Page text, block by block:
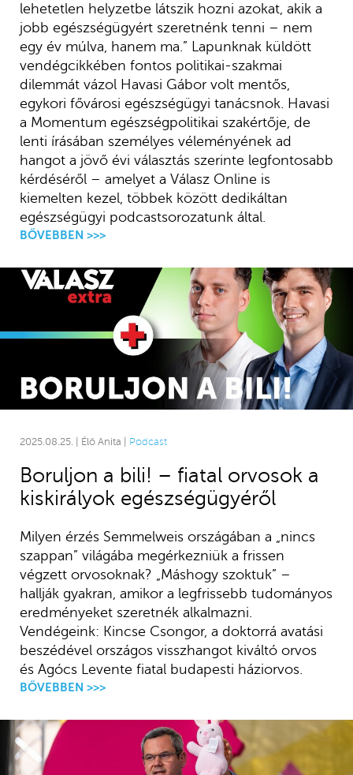
lehetetlen helyzetbe látszik hozni azokat, akik a
jobb egészségügyért szeretnénk tenni – nem
egy év múlva, hanem ma.” Lapunknak küldött
vendégcikkében fontos politikai-szakmai
dilemmát vázol Havasi Gábor volt mentős,
egykori fővárosi egészségügyi tanácsnok. Havasi
a Momentum egészségpolitikai szakértője, de
lenti írásában személyes véleményének ad
hangot a jövő évi választás szerinte legfontosabb
kérdéséről – amelyet a Válasz Online is
kiemelten kezel, többek között dedikáltan
egészségügyi podcastsorozatunk által.
BŐVEBBEN >>>
2025.08.25. | Élő Anita | Podcast
Boruljon a bili! – fiatal orvosok a
kiskirályok egészségügyéről
Milyen érzés Semmelweis országában a „nincs
szappan” világába megérkezniük a frissen
végzett orvosoknak? „Máshogy szoktuk” –
hallják gyakran, amikor a legfrissebb tudományos
eredményeket szeretnék alkalmazni.
Vendégeink: Kincse Csongor, a doktorrá avatási
beszédével országos visszhangot kiváltó orvos
és Agócs Levente fiatal budapesti háziorvos.
BŐVEBBEN >>>